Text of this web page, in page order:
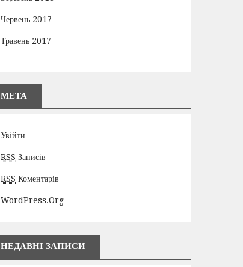
Червень 2017
Травень 2017
МЕТА
Увійти
RSS Записів
RSS Коментарів
WordPress.org
НЕДАВНІ ЗАПИСИ